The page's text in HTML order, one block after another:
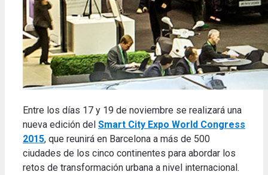
Entre los días 17 y 19 de noviembre se realizará una
nueva edición del Smart City Expo World Congress
2015, que reunirá en Barcelona a más de 500
ciudades de los cinco continentes para abordar los
retos de transformación urbana a nivel internacional.